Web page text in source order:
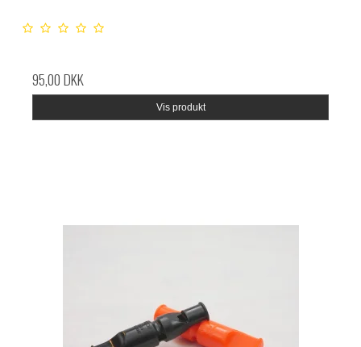
95,00 DKK
Vis produkt